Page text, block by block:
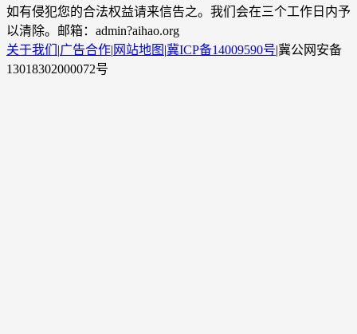
如有侵犯您的合法权益请来信告之。我们会在三个工作日内予
以清除。邮箱：admin?aihao.org
关于我们 |广告合作| 网站地图 |冀ICP备14009590号|冀公网安备
13018302000072号